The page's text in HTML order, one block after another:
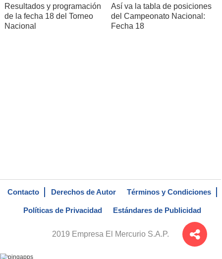
Resultados y programación
de la fecha 18 del Torneo
Nacional
Así va la tabla de posiciones
del Campeonato Nacional:
Fecha 18
Contacto Derechos de Autor Términos y Condiciones
Políticas de Privacidad Estándares de Publicidad
2019 Empresa El Mercurio S.A.P.